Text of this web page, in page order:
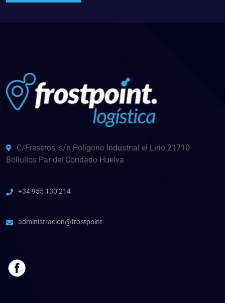
C/Freseros, s/n Polígono Industrial el Lirio 21710
Bollullos Par del Condado Huelva
+34 955 130 214
administracion@frostpoint.es